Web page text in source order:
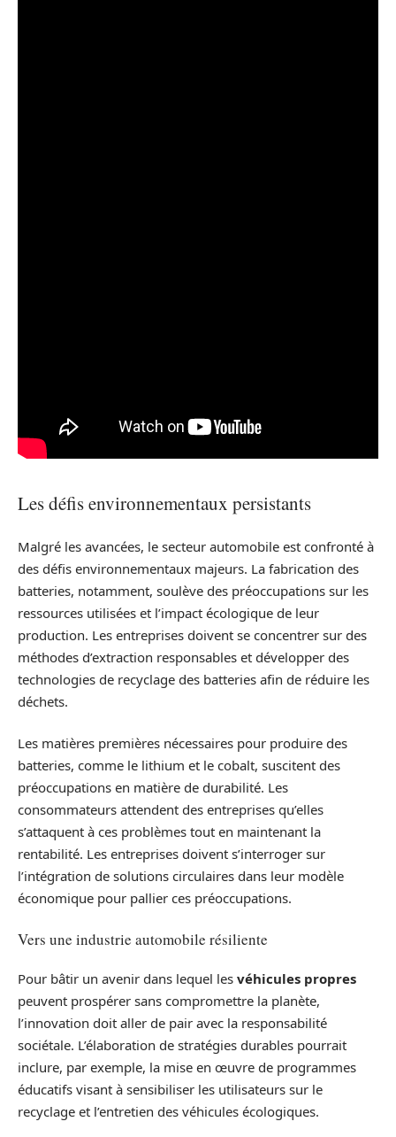
Les défis environnementaux persistants
Malgré les avancées, le secteur automobile est confronté à
des défis environnementaux majeurs. La fabrication des
batteries, notamment, soulève des préoccupations sur les
ressources utilisées et l’impact écologique de leur
production. Les entreprises doivent se concentrer sur des
méthodes d’extraction responsables et développer des
technologies de recyclage des batteries afin de réduire les
déchets.
Les matières premières nécessaires pour produire des
batteries, comme le lithium et le cobalt, suscitent des
préoccupations en matière de durabilité. Les
consommateurs attendent des entreprises qu’elles
s’attaquent à ces problèmes tout en maintenant la
rentabilité. Les entreprises doivent s’interroger sur
l’intégration de solutions circulaires dans leur modèle
économique pour pallier ces préoccupations.
Vers une industrie automobile résiliente
Pour bâtir un avenir dans lequel les véhicules propres
peuvent prospérer sans compromettre la planète,
l’innovation doit aller de pair avec la responsabilité
sociétale. L’élaboration de stratégies durables pourrait
inclure, par exemple, la mise en œuvre de programmes
éducatifs visant à sensibiliser les utilisateurs sur le
recyclage et l’entretien des véhicules écologiques.